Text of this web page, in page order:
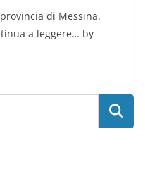
di Messina.
a leggere… by